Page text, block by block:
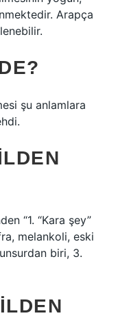
Arapça
melankoli, eski
biri, 3.